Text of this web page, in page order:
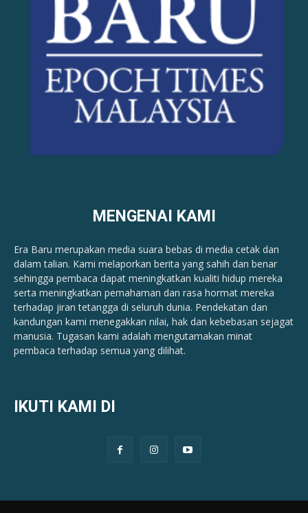
MENGENAI KAMI
Era Baru merupakan media suara bebas di media cetak dan
dalam talian. Kami melaporkan berita yang sahih dan benar ​​
sehingga pembaca dapat meningkatkan kualiti hidup mereka
serta meningkatkan pemahaman dan rasa hormat mereka
terhadap jiran tetangga di seluruh dunia. Pendekatan dan
kandungan kami menegakkan nilai, hak dan kebebasan sejagat
manusia. Tugasan kami adalah mengutamakan minat
pembaca terhadap semua yang dilihat.
IKUTI KAMI DI